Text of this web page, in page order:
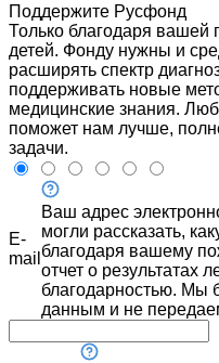
Поддержите Русфонд
Только благодаря
детей. Фонду нужны и
расширять спектр
поддерживать новые
медицинские знания.
поможет нам лучше,
задачи.
E-
mail
Ваш адрес
могли рассказать,
благодаря вашему
отчет о результатах
благодарностью. Мы
данным и не